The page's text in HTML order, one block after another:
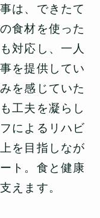
は、できたて
食材を使った
対応し、一人
を提供してい
を感じていた
工夫を凝らし
によるリハビ
を目指しなが
ト。食と健康
えます。